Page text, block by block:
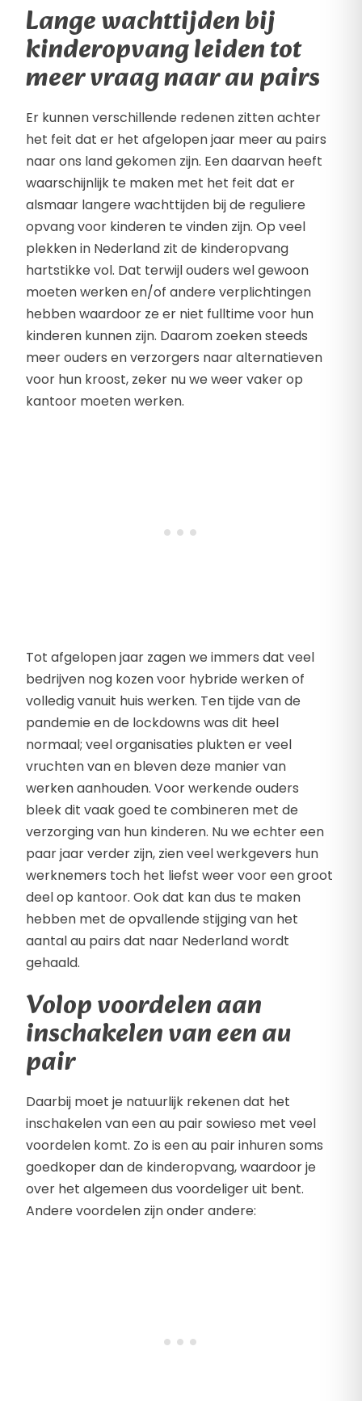
Lange wachttijden bij
kinderopvang leiden tot
meer vraag naar au pairs
Er kunnen verschillende redenen zitten achter
het feit dat er het afgelopen jaar meer au pairs
naar ons land gekomen zijn. Een daarvan heeft
waarschijnlijk te maken met het feit dat er
alsmaar langere wachttijden bij de reguliere
opvang voor kinderen te vinden zijn. Op veel
plekken in Nederland zit de kinderopvang
hartstikke vol. Dat terwijl ouders wel gewoon
moeten werken en/of andere verplichtingen
hebben waardoor ze er niet fulltime voor hun
kinderen kunnen zijn. Daarom zoeken steeds
meer ouders en verzorgers naar alternatieven
voor hun kroost, zeker nu we weer vaker op
kantoor moeten werken.
Tot afgelopen jaar zagen we immers dat veel
bedrijven nog kozen voor hybride werken of
volledig vanuit huis werken. Ten tijde van de
pandemie en de lockdowns was dit heel
normaal; veel organisaties plukten er veel
vruchten van en bleven deze manier van
werken aanhouden. Voor werkende ouders
bleek dit vaak goed te combineren met de
verzorging van hun kinderen. Nu we echter een
paar jaar verder zijn, zien veel werkgevers hun
werknemers toch het liefst weer voor een groot
deel op kantoor. Ook dat kan dus te maken
hebben met de opvallende stijging van het
aantal au pairs dat naar Nederland wordt
gehaald.
Volop voordelen aan
inschakelen van een au
pair
Daarbij moet je natuurlijk rekenen dat het
inschakelen van een au pair sowieso met veel
voordelen komt. Zo is een au pair inhuren soms
goedkoper dan de kinderopvang, waardoor je
over het algemeen dus voordeliger uit bent.
Andere voordelen zijn onder andere: